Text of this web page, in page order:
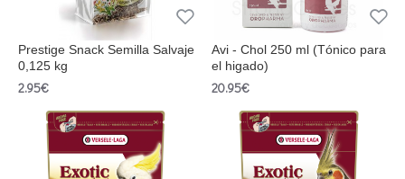
Prestige Snack Semilla Salvaje
0,125 kg
2.95€
Avi - Chol 250 ml (Tónico para
el higado)
20.95€